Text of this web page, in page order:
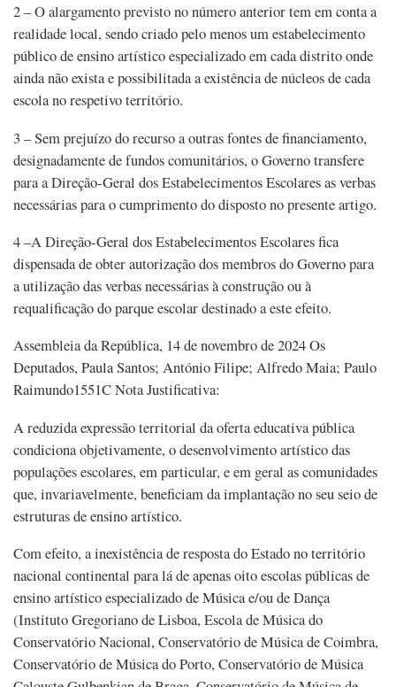
2 – O alargamento previsto no número anterior tem em conta a
realidade local, sendo criado pelo menos um estabelecimento
público de ensino artístico especializado em cada distrito onde
ainda não exista e possibilitada a existência de núcleos de cada
escola no respetivo território.
3 – Sem prejuízo do recurso a outras fontes de financiamento,
designadamente de fundos comunitários, o Governo transfere
para a Direção-Geral dos Estabelecimentos Escolares as verbas
necessárias para o cumprimento do disposto no presente artigo.
4 –A Direção-Geral dos Estabelecimentos Escolares fica
dispensada de obter autorização dos membros do Governo para
a utilização das verbas necessárias à construção ou à
requalificação do parque escolar destinado a este efeito.
Assembleia da República, 14 de novembro de 2024 Os
Deputados, Paula Santos; António Filipe; Alfredo Maia; Paulo
Raimundo1551C Nota Justificativa:
A reduzida expressão territorial da oferta educativa pública
condiciona objetivamente, o desenvolvimento artístico das
populações escolares, em particular, e em geral as comunidades
que, invariavelmente, beneficiam da implantação no seu seio de
estruturas de ensino artístico.
Com efeito, a inexistência de resposta do Estado no território
nacional continental para lá de apenas oito escolas públicas de
ensino artístico especializado de Música e/ou de Dança
(Instituto Gregoriano de Lisboa, Escola de Música do
Conservatório Nacional, Conservatório de Música de Coimbra,
Conservatório de Música do Porto, Conservatório de Música